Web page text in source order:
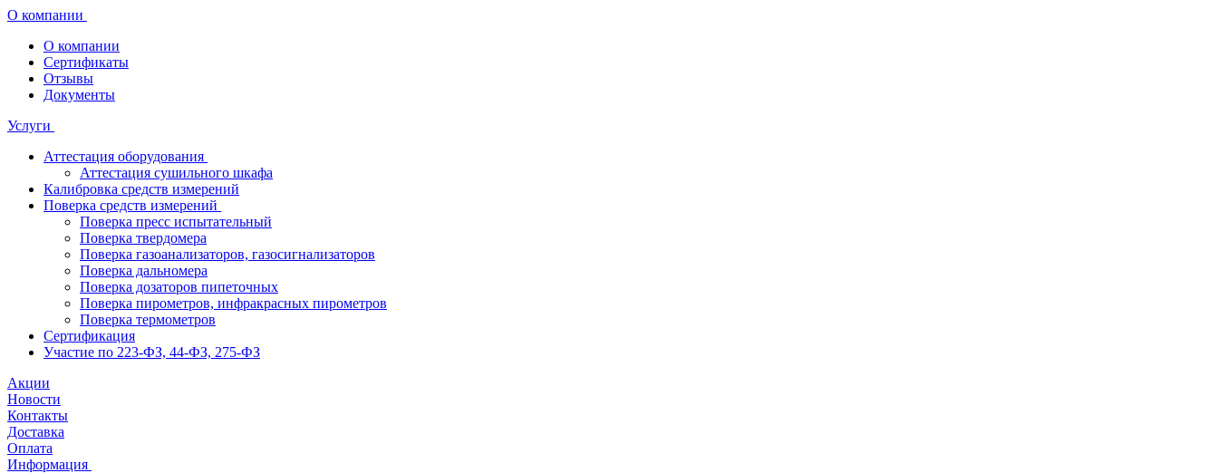
О компании
О компании
Сертификаты
Отзывы
Документы
Услуги
Аттестация оборудования
Аттестация сушильного шкафа
Калибровка средств измерений
Поверка средств измерений
Поверка пресс испытательный
Поверка твердомера
Поверка газоанализаторов, газосигнализаторов
Поверка дальномера
Поверка дозаторов пипеточных
Поверка пирометров, инфракрасных пирометров
Поверка термометров
Сертификация
Участие по 223-ФЗ, 44-ФЗ, 275-ФЗ
Акции
Новости
Контакты
Доставка
Оплата
Информация